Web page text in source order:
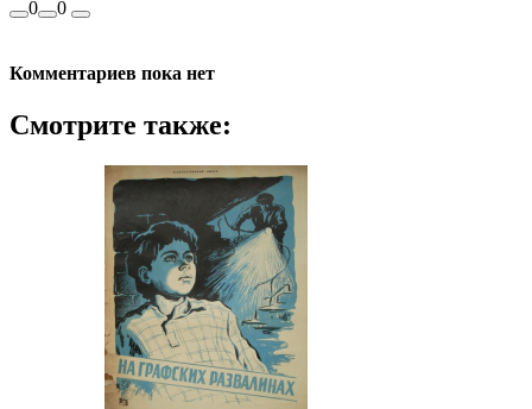
0
0
Комментариев пока нет
Смотрите также: